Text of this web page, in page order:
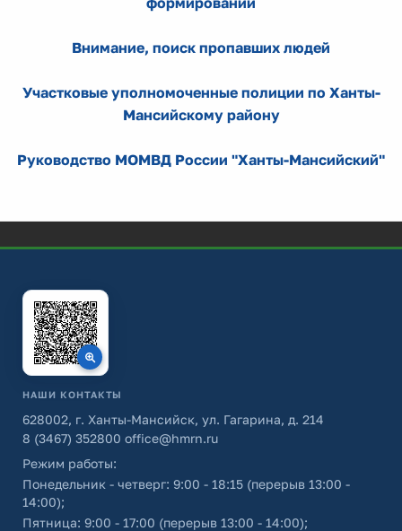
Внимание, поиск пропавших людей
Участковые уполномоченные полиции по Ханты-
Мансийскому району
Руководство МОМВД России "Ханты-Мансийский"
НАШИ КОНТАКТЫ
628002, г. Ханты-Мансийск, ул. Гагарина, д. 214
8 (3467) 352800 office@hmrn.ru
Режим работы:
Понедельник - четверг: 9:00 - 18:15 (перерыв 13:00 -
14:00);
Пятница: 9:00 - 17:00 (перерыв 13:00 - 14:00);